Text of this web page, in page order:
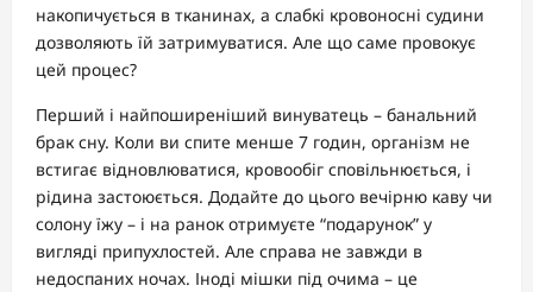
накопичується в тканинах, а слабкі кровоносні судини
дозволяють їй затримуватися. Але що саме провокує
цей процес?
Перший і найпоширеніший винуватець – банальний
брак сну. Коли ви спите менше 7 годин, організм не
встигає відновлюватися, кровообіг сповільнюється, і
рідина застоюється. Додайте до цього вечірню каву чи
солону їжу – і на ранок отримуєте “подарунок” у
вигляді припухлостей. Але справа не завжди в
недоспаних ночах. Іноді мішки під очима – це